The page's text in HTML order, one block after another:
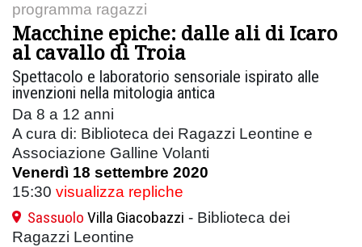
programma ragazzi
Macchine epiche: dalle ali di Icaro
al cavallo di Troia
Spettacolo e laboratorio sensoriale ispirato alle
invenzioni nella mitologia antica
Da 8 a 12 anni
A cura di: Biblioteca dei Ragazzi Leontine e
Associazione Galline Volanti
Venerdì 18 settembre 2020
15:30 visualizza repliche
Sassuolo Villa Giacobazzi - Biblioteca dei
Ragazzi Leontine